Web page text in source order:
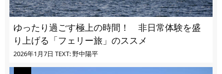
ゆったり過ごす極上の時間！ 非日常体験を盛
り上げる「フェリー旅」のススメ
2026年1月7日 TEXT: 野中陽平